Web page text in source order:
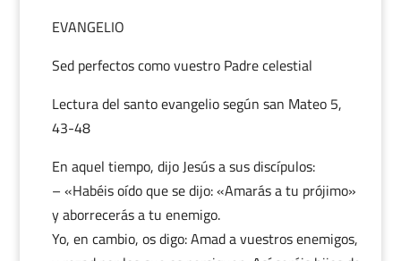
EVANGELIO
Sed perfectos como vuestro Padre celestial
Lectura del santo evangelio según san Mateo 5,
43-48
En aquel tiempo, dijo Jesús a sus discípulos:
– «Habéis oído que se dijo: «Amarás a tu prójimo»
y aborrecerás a tu enemigo.
Yo, en cambio, os digo: Amad a vuestros enemigos,